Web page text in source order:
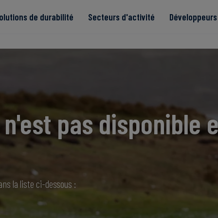
de durabilité Secteurs d'activité
Read more
Read more
Read more
Read more
Read more
pas disponible
la liste ci-dessous :